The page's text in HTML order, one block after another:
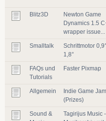
Blitz3D
Newton Game
Dynamics 1.5
wrapper issue...
Smalltalk
Schrittmotor
1,8°
FAQs und
Tutorials
Faster Pixmap
Allgemein
Indie Game
(Prizes)
Sound &
Tagirijus Music -